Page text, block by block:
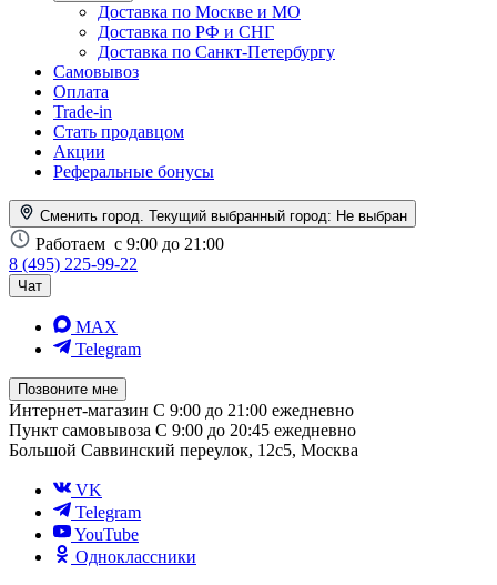
Доставка по Москве и МО
Доставка по РФ и СНГ
Доставка по Санкт-Петербургу
Самовывоз
Оплата
Trade-in
Стать продавцом
Акции
Реферальные бонусы
Сменить город. Текущий выбранный город: Не выбран
Работаем с 9:00 до 21:00
8 (495) 225-99-22
Чат
MAX
Telegram
Позвоните мне
Интернет-магазин С 9:00 до 21:00 ежедневно
Пункт самовывоза С 9:00 до 20:45 ежедневно
Большой Саввинский переулок, 12с5, Москва
VK
Telegram
YouTube
Одноклассники